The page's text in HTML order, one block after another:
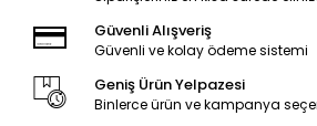
Güvenli Alışveriş
Güvenli ve kolay ödeme sistemi
Geniş Ürün Yelpazesi
Binlerce ürün ve kampanya